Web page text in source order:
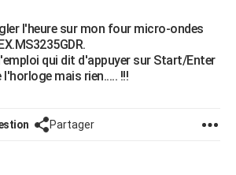
l'heure sur mon four micro-ondes
qui dit d'appuyer sur Start/Enter
mais rien..... !!!
Partager